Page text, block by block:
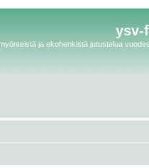
ysv-
ja ekohenkistä jutustelua